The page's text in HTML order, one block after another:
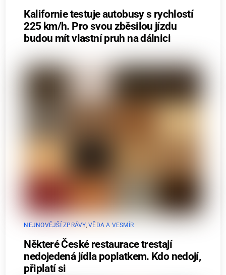
Kalifornie testuje autobusy s rychlostí
225 km/h. Pro svou zběsilou jízdu
budou mít vlastní pruh na dálnici
NEJNOVĚJŠÍ ZPRÁVY,VĚDA A VESMÍR
Některé České restaurace trestají
nedojedená jídla poplatkem. Kdo nedojí,
připlatí si